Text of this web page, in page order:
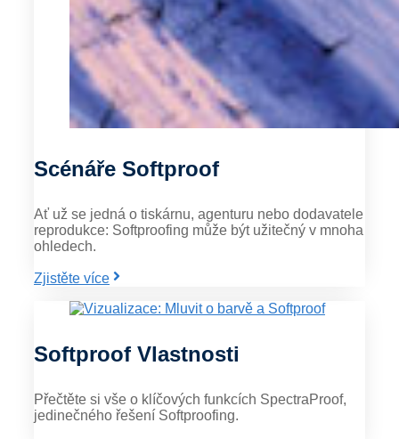
Scénáře Softproof
Ať už se jedná o tiskárnu, agenturu nebo dodavatele
reprodukce: Softproofing může být užitečný v mnoha
ohledech.
Zjistěte více
Softproof Vlastnosti
Přečtěte si vše o klíčových funkcích SpectraProof,
jedinečného řešení Softproofing.